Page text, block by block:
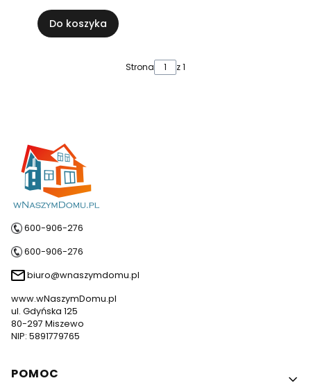
Do koszyka
Strona z 1
600-906-276
600-906-276
biuro@wnaszymdomu.pl
www.wNaszymDomu.pl
ul. Gdyńska 125
80-297 Miszewo
NIP: 5891779765
Linki w stopce
POMOC